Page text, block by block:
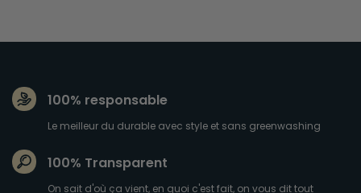
100% responsable
Le meilleur du durable avec style et sans greenwashing
100% Transparent
On sait d'où ça vient, en quoi c'est fait, on vous dit tout